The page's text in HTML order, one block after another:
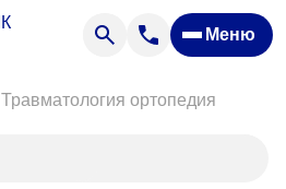
Меню
Травматология ортопедия